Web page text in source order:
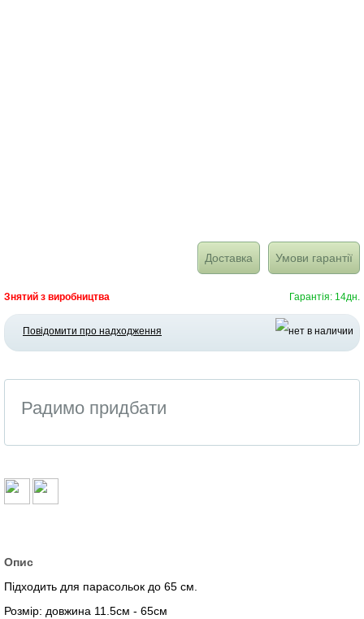
Доставка Умови гарантії
Знятий з виробництва Гарантія: 14дн.
Повідомити про надходження
Радимо придбати
Опис
Підходить для парасольок до 65 см.
Розмір: довжина 11.5см - 65см